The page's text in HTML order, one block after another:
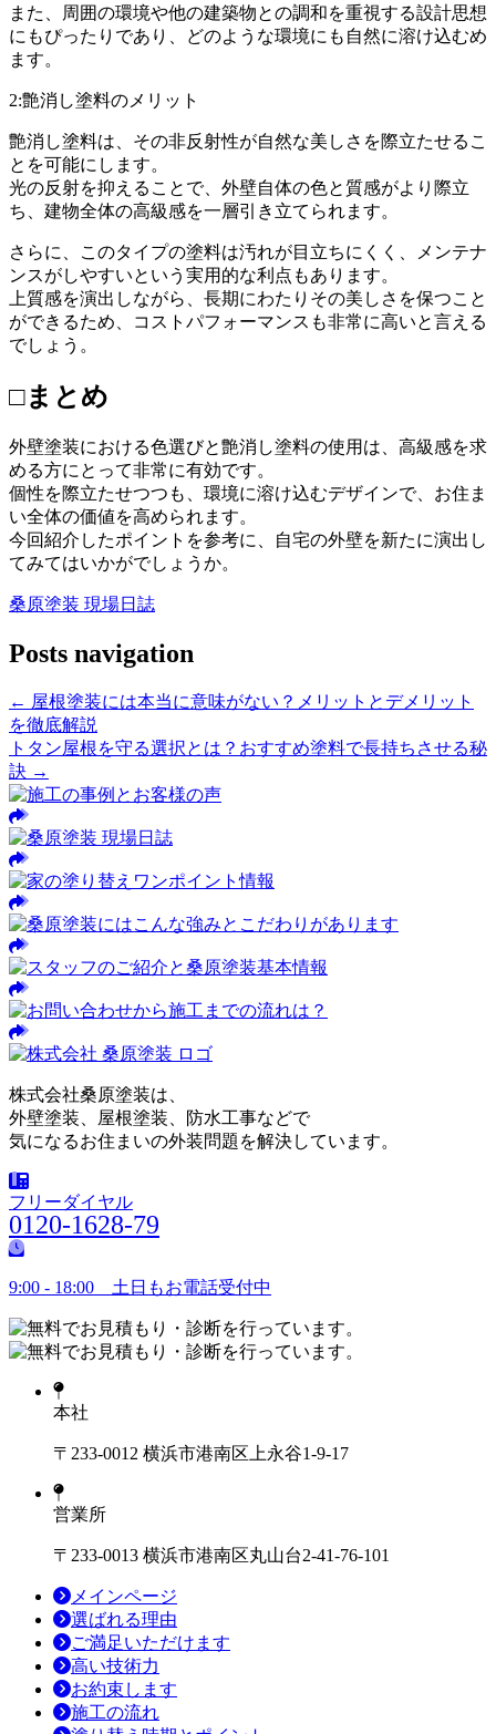
また、周囲の環境や他の建築物との調和を重視する設計思想
にもぴったりであり、どのような環境にも自然に溶け込むめ
ます。
2:艶消し塗料のメリット
艶消し塗料は、その非反射性が自然な美しさを際立たせるこ
とを可能にします。
光の反射を抑えることで、外壁自体の色と質感がより際立
ち、建物全体の高級感を一層引き立てられます。
さらに、このタイプの塗料は汚れが目立ちにくく、メンテナ
ンスがしやすいという実用的な利点もあります。
上質感を演出しながら、長期にわたりその美しさを保つこと
ができるため、コストパフォーマンスも非常に高いと言える
でしょう。
□まとめ
外壁塗装における色選びと艶消し塗料の使用は、高級感を求
める方にとって非常に有効です。
個性を際立たせつつも、環境に溶け込むデザインで、お住ま
い全体の価値を高められます。
今回紹介したポイントを参考に、自宅の外壁を新たに演出し
てみてはいかがでしょうか。
桑原塗装 現場日誌
Posts navigation
← 屋根塗装には本当に意味がない？メリットとデメリット
を徹底解説
トタン屋根を守る選択とは？おすすめ塗料で長持ちさせる秘
訣 →
株式会社桑原塗装は、
外壁塗装、屋根塗装、防水工事などで
気になるお住まいの外装問題を解決しています。
フリーダイヤル
0120-1628-79
9:00 - 18:00 土日もお電話受付中
本社
〒233-0012 横浜市港南区上永谷1-9-17
営業所
〒233-0013 横浜市港南区丸山台2-41-76-101
メインページ
選ばれる理由
ご満足いただけます
高い技術力
お約束します
施工の流れ